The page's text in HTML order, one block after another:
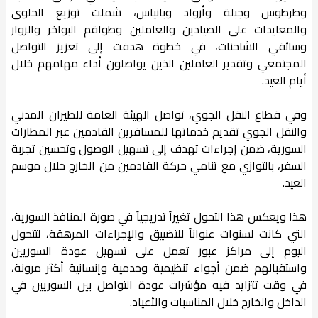
وطرطوس وجبلة وأرواد وبانياس، شملت توزيع الحلوى
والمعايدات على الصيادين والعاملين وطواقم البواخر والزوار
وسائقي الشاحنات، في خطوة هدفت إلى تعزيز التواصل
المجتمعي وتقدير العاملين الذين يواصلون أداء مهامهم خلال
أيام العيد.
وفي قطاع النقل الجوي، تواصل الهيئة العامة للطيران المدني
والنقل الجوي تقديم خدماتها للمسافرين القادمين عبر المطارات
السورية، ضمن إجراءات تهدف إلى تسهيل الوصول وتحسين تجربة
السفر، بالتوازي مع تنامي حركة القادمين من الخارج خلال موسم
العيد.
هذا ويعكس هذا التحول تغيراً تدريجياً في صورة المنافذ السورية،
التي كانت لسنوات عنواناً للتضييق والإجراءات المرهقة، لتتحول
اليوم إلى مراكز عبور تعمل على تسهيل عودة السوريين
واستقبالهم ضمن أجواء تنظيمية وخدمية وإنسانية أكثر مرونة،
في وقت تتزايد فيه مؤشرات عودة التواصل بين السوريين في
الداخل والخارج خلال المناسبات والأعياد.